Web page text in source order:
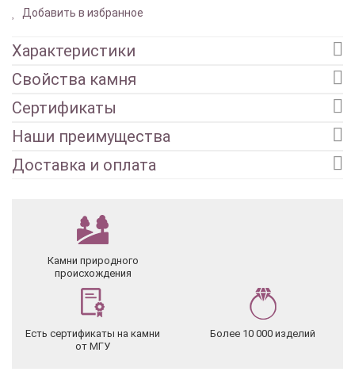
Добавить в избранное
Характеристики
Свойства камня
Сертификаты
Наши преимущества
Доставка и оплата
Камни природного
происхождения
Есть сертификаты на камни
от МГУ
Более 10 000 изделий